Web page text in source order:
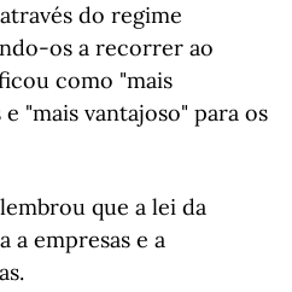
do regime
os a recorrer ao
como "mais
"mais vantajoso" para os
que a lei da
a empresas e a